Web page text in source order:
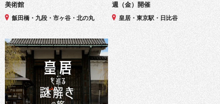
美術館
飯田橋・九段・市ヶ谷・北の丸
週（金）開催
皇居・東京駅・日比谷